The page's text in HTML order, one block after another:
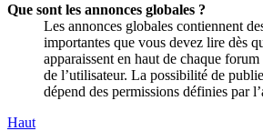
Que sont les annonces globales ?
Les annonces globales contiennent
importantes que vous devez lire dès
apparaissent en haut de chaque
de l’utilisateur. La possibilité de
dépend des permissions définies par
Haut